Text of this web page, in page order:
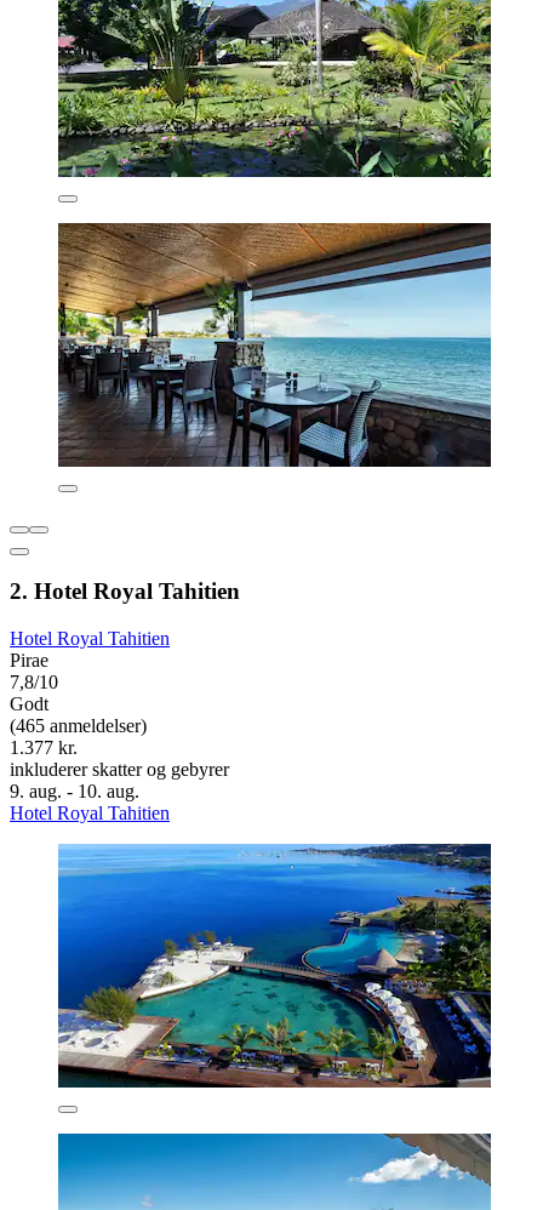
2. Hotel Royal Tahitien
Hotel Royal Tahitien
Pirae
7,8/10
Godt
(465 anmeldelser)
1.377 kr.
inkluderer skatter og gebyrer
9. aug. - 10. aug.
Hotel Royal Tahitien